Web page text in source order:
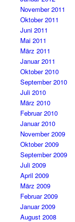
November 2011
Oktober 2011
Juni 2011
Mai 2011
März 2011
Januar 2011
Oktober 2010
September 2010
Juli 2010
März 2010
Februar 2010
Januar 2010
November 2009
Oktober 2009
September 2009
Juli 2009
April 2009
März 2009
Februar 2009
Januar 2009
August 2008